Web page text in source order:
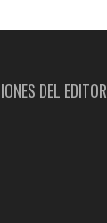
DEL EDITOR